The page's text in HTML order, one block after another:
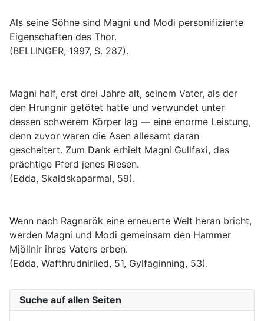
Als seine Söhne sind Magni und Modi personifizierte
Eigenschaften des Thor.
(BELLINGER, 1997, S. 287).
Magni half, erst drei Jahre alt, seinem Vater, als der
den Hrungnir getötet hatte und verwundet unter
dessen schwerem Körper lag — eine enorme Leistung,
denn zuvor waren die Asen allesamt daran
gescheitert. Zum Dank erhielt Magni Gullfaxi, das
prächtige Pferd jenes Riesen.
(Edda, Skaldskaparmal, 59).
Wenn nach Ragnarök eine erneuerte Welt heran bricht,
werden Magni und Modi gemeinsam den Hammer
Mjöllnir ihres Vaters erben.
(Edda, Wafthrudnirlied, 51, Gylfaginning, 53).
Suche auf allen Seiten